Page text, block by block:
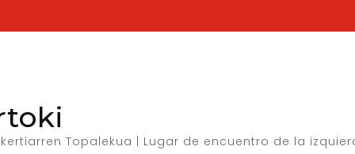
Topalekua | Lugar de encuentro de la